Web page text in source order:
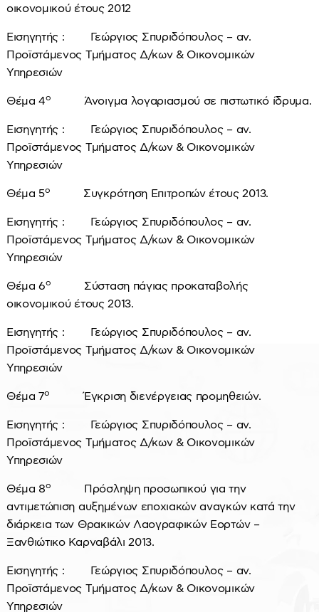
οικονομικού έτους 2012
Εισηγητής : Γεώργιος Σπυριδόπουλος – αν.
Προϊστάμενος Τμήματος Δ/κων & Οικονομικών
Υπηρεσιών
Θέμα 4ο Άνοιγμα λογαριασμού σε πιστωτικό ίδρυμα.
Εισηγητής : Γεώργιος Σπυριδόπουλος – αν.
Προϊστάμενος Τμήματος Δ/κων & Οικονομικών
Υπηρεσιών
Θέμα 5ο Συγκρότηση Επιτροπών έτους 2013.
Εισηγητής : Γεώργιος Σπυριδόπουλος – αν.
Προϊστάμενος Τμήματος Δ/κων & Οικονομικών
Υπηρεσιών
Θέμα 6ο
Σύσταση πάγιας προκαταβολής
οικονομικού έτους 2013.
Εισηγητής : Γεώργιος Σπυριδόπουλος – αν.
Προϊστάμενος Τμήματος Δ/κων & Οικονομικών
Υπηρεσιών
Θέμα 7ο Έγκριση διενέργειας προμηθειών.
Εισηγητής : Γεώργιος Σπυριδόπουλος – αν.
Προϊστάμενος Τμήματος Δ/κων & Οικονομικών
Υπηρεσιών
Θέμα 8ο
Πρόσληψη προσωπικού για την
αντιμετώπιση αυξημένων εποχιακών αναγκών κατά την
διάρκεια των Θρακικών Λαογραφικών Εορτών –
Ξανθιώτικο Καρναβάλι 2013.
Εισηγητής : Γεώργιος Σπυριδόπουλος – αν.
Προϊστάμενος Τμήματος Δ/κων & Οικονομικών
Υπηρεσιών